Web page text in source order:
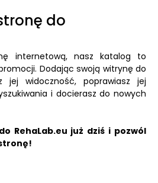
do
internetową, nasz katalog to
Dodając swoją witrynę do
jej widoczność, poprawiasz jej
i docierasz do nowych
RehaLab.eu już dziś i pozwól